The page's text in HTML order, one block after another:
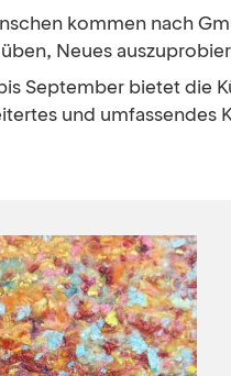
kommen nach
Neues
September bietet die
und umfassendes